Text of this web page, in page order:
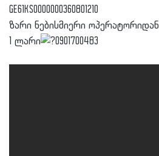
GE61KS0000000360801210
ზარი ნებისმიერი ოპერატორიდან
1 ლარი
0901700483